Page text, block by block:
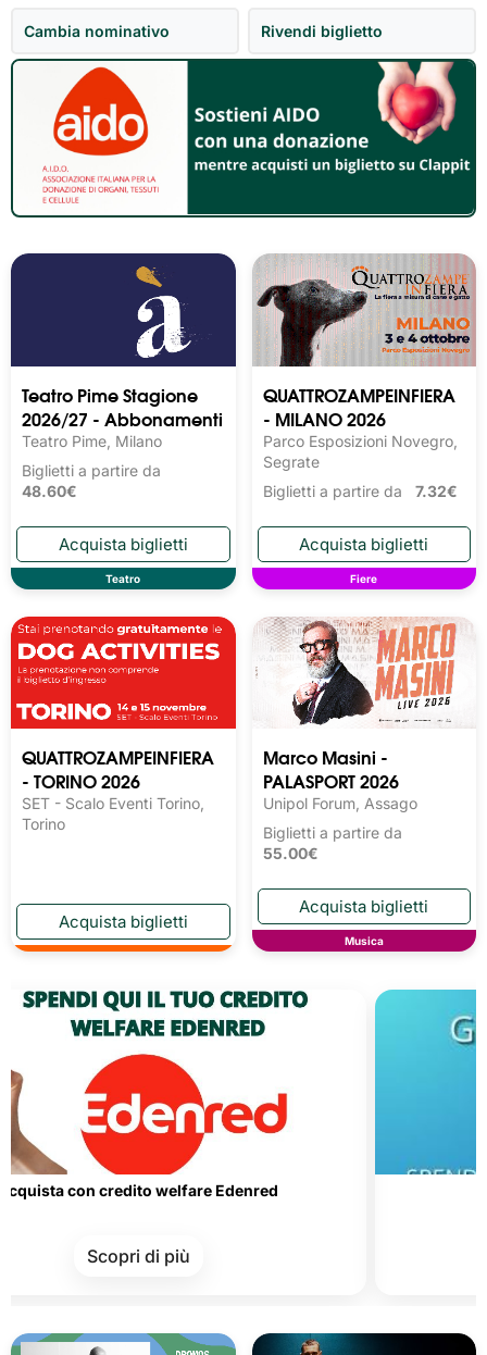
Teatro Pime Stagione
2026/27 - Abbonamenti
Teatro Pime, Milano
Biglietti a partire da
48.60€
Teatro
QUATTROZAMPEINFIERA
- MILANO 2026
Parco Esposizioni Novegro,
Segrate
Biglietti a partire da 7.32€
Fiere
QUATTROZAMPEINFIERA
- TORINO 2026
SET - Scalo Eventi Torino,
Torino
Marco Masini -
PALASPORT 2026
Unipol Forum, Assago
Biglietti a partire da
55.00€
Musica
Cambia nominativo Rivendi biglietto
credito welfare Edenred
Scopri di più